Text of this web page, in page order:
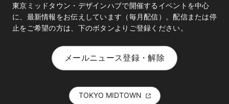
東京ミッドタウン・デザインハブで開催するイベントを中心
に、最新情報をお伝えしています（毎月配信）。配信または停
止をご希望の方は、下のボタンよりご登録ください。
メールニュース登録・解除
TOKYO MIDTOWN